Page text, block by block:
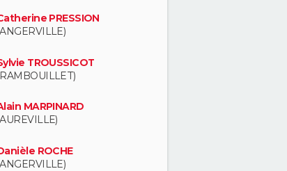
PRESSION
TROUSSICOT
MARPINARD
ROCHE